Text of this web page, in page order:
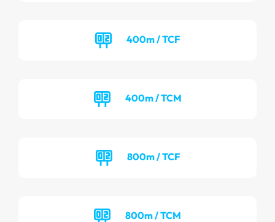
400m / TCF
400m / TCM
800m / TCF
800m / TCM